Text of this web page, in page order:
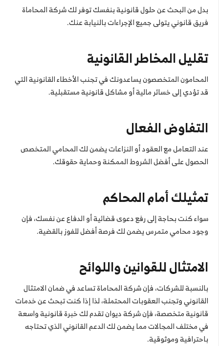
بدل من البحث عن حلول قانونية بنفسك توفر لك شركة المحاماة
فريق قانوني يتولى جميع الإجراءات بالنيابة عنك.
تقليل المخاطر القانونية
المحامون المتخصصون يساعدونك في تجنب الأخطاء القانونية التي
قد تؤدي إلى خسائر مالية أو مشاكل قانونية مستقبلية.
التفاوض الفعال
عند التعامل مع العقود أو النزاعات يضمن لك المحامي المتخصص
الحصول على أفضل الشروط الممكنة وحماية حقوقك.
تمثيلك أمام المحاكم
سواء كنت بحاجة إلى رفع دعوى قضائية أو الدفاع عن نفسك، فإن
وجود محامي متمرس يضمن لك فرصة أفضل للفوز بالقضية.
الامتثال للقوانين واللوائح
بالنسبة للشركات، فإن شركة المحاماة تساعد في ضمان الامتثال
القانوني وتجنب العقوبات المحتملة، لذا إذا كنت تبحث عن خدمات
قانونية متخصصة، فإن شركة ديوان تقدم لك خبرة قانونية واسعة
في مختلف المجالات مما يضمن لك الدعم القانوني الذي تحتاجه
باحترافية وموثوقية.